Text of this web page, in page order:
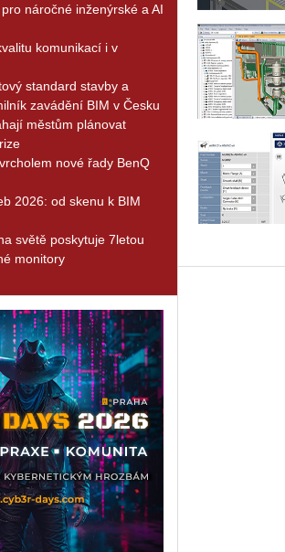
náročné inženýrské a AI
komunikací i v
standard stavby a
zavádění BIM v Česku
městům plánovat
nové řady BenQ
2026: od skenu k BIM
světě poskytuje 7letou
monitory